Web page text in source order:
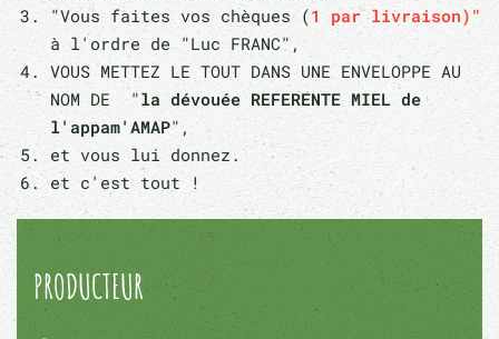
"Vous faites vos chèques (1 par livraison)"
à l'ordre de "Luc FRANC",
VOUS METTEZ LE TOUT DANS UNE ENVELOPPE AU
NOM DE "la dévouée REFERENTE MIEL de
l'appam'AMAP",
et vous lui donnez.
et c'est tout !
PRODUCTEUR